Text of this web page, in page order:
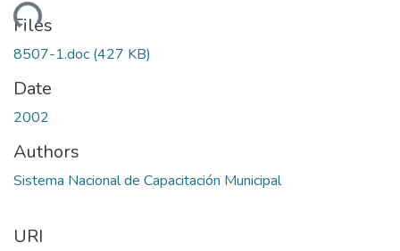
Files
8507-1.doc (427 KB)
Date
2002
Authors
Sistema Nacional de Capacitación Municipal
URI